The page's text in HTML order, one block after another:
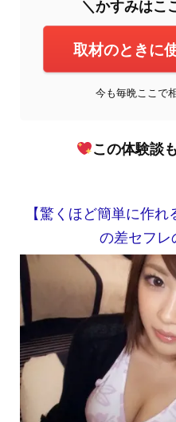
＼かすみはこ
取材のときに
今も毎晩ここで
この体験談
【驚くほど簡単に作
の差セフレ